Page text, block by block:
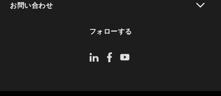
お問い合わせ
フォローする